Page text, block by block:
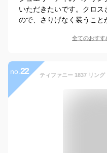
いただきたいです。クロ
ので、さりげなく装うこと
全てのおすす
no. 22